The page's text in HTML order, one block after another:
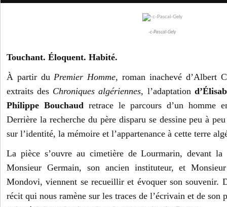
-c-Pascal-Gely
Touchant. Éloquent. Habité.
À partir duPremier Homme, roman inachevé d’Albert
extraits des Chroniques algériennes, l’adaptation
Philippe Bouchaud retrace le parcours d’un homme
Derrière la recherche du père disparu se dessine peu à
sur l’identité, la mémoire et l’appartenance à cette terre
La pièce s’ouvre au cimetière de Lourmarin, devant la
Monsieur Germain, son ancien instituteur, et
Mondovi, viennent se recueillir et évoquer son souvenir.
récit qui nous ramène sur les traces de l’écrivain et de son